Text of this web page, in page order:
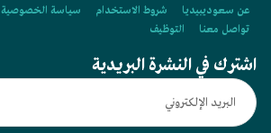
عن سعوديبيديا شروط الاستخدام سياسة الخصوصية
تواصل معنا
التوظيف
اشترك في النشرة البريدية